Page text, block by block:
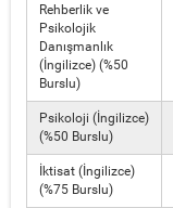
Rehberlik ve
Psikolojik
Danışmanlık
(İngilizce) (%50
Burslu)
Psikoloji (İngilizce)
(%50 Burslu)
İktisat (İngilizce)
(%75 Burslu)